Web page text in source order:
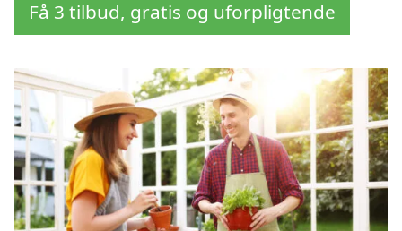
Få 3 tilbud, gratis og uforpligtende